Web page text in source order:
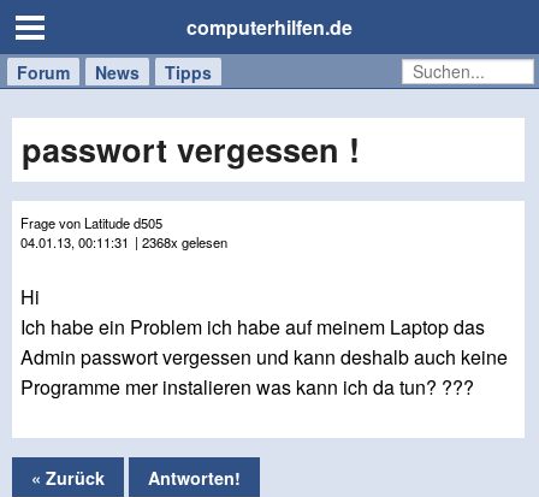
computerhilfen.de
Forum News Tipps
Handy
Tablet
Windows
Mac
passwort vergessen !
Frage von Latitude d505
04.01.13, 00:11:31 | 2368x gelesen
Hi
Ich habe ein Problem ich habe auf meinem Laptop das
Admin passwort vergessen und kann deshalb auch keine
Programme mer instalieren was kann ich da tun? ???
« Zurück Antworten!